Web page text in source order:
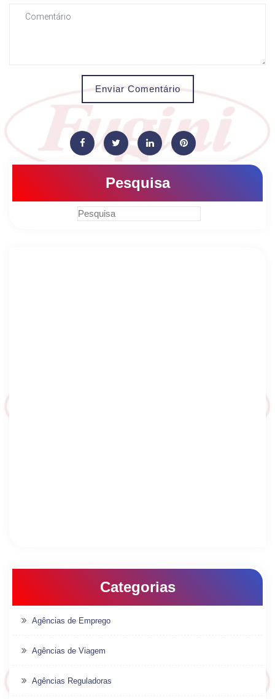
Enviar Comentário
Pesquisa
Categorias
Agências de Emprego
Agências de Viagem
Agências Reguladoras